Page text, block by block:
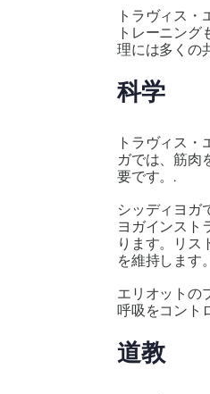
トラヴィス
トレーニン
理には多くの
科学
トラヴィス
ガでは、筋肉
要です。.
シッディヨガ
ヨガインスト
ります。リス
を維持します
エリオットの
呼吸をコント
道教